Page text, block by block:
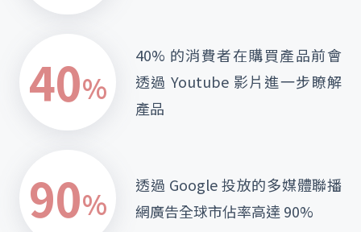
40%
40% 的消費者在購買產品前會
透過 Youtube 影片進一步瞭解
產品
90%
透過 Google 投放的多媒體聯播
網廣告全球市佔率高達 90%